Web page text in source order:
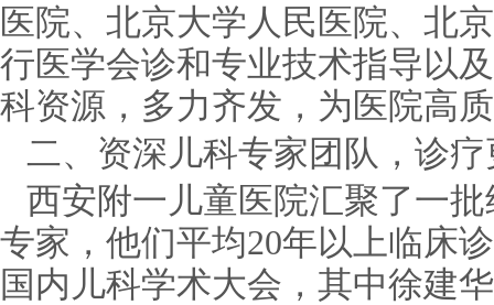
医院、北京大学人民医院、北
行医学会诊和专业技术指导以
科资源，多力齐发，为医院高
二、资深儿科专家团队，诊
西安附一儿童医院汇聚了一
专家，他们平均20年以上临床
国内儿科学术大会，其中徐建